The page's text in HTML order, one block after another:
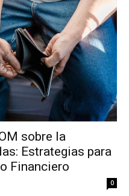
sobre la
Estrategias para
Financiero
0